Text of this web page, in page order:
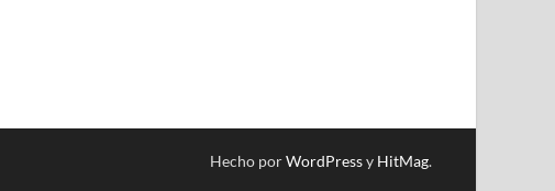
Hecho porWordPressy HitMag.